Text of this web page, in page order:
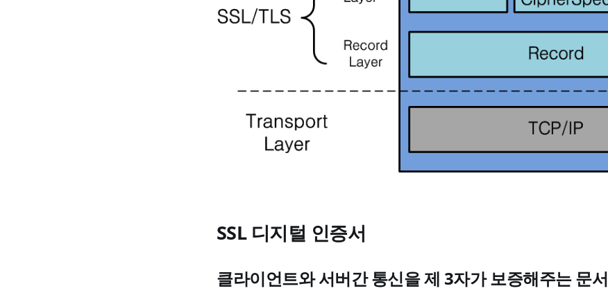
SSL 디지털 인증서
클라이언트와 서버간 통신을 제 3자가 보증해주는 문서